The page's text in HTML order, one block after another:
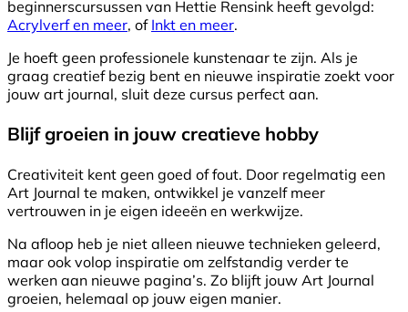
beginnerscursussen van Hettie Rensink heeft gevolgd:
Acrylverf en meer, of Inkt en meer.
Je hoeft geen professionele kunstenaar te zijn. Als je
graag creatief bezig bent en nieuwe inspiratie zoekt voor
jouw art journal, sluit deze cursus perfect aan.
Blijf groeien in jouw creatieve hobby
Creativiteit kent geen goed of fout. Door regelmatig een
Art Journal te maken, ontwikkel je vanzelf meer
vertrouwen in je eigen ideeën en werkwijze.
Na afloop heb je niet alleen nieuwe technieken geleerd,
maar ook volop inspiratie om zelfstandig verder te
werken aan nieuwe pagina’s. Zo blijft jouw Art Journal
groeien, helemaal op jouw eigen manier.